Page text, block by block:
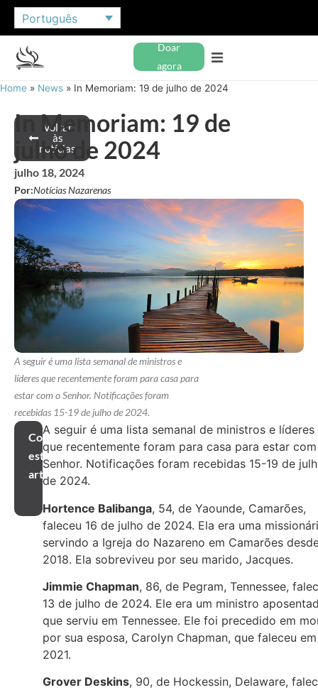
Português
Doar
agora
Home » News » In Memoriam: 19 de julho de 2024
Voltar
às
notícias
In Memoriam: 19 de
julho de 2024
julho 18, 2024
Por:Notícias Nazarenas
A seguir é uma lista semanal de ministros e
líderes que recentemente foram para casa para
estar com o Senhor. Notificações foram
recebidas 15-19 de julho de 2024.
Compartilhar
este
artigo
A seguir é uma lista semanal de ministros e líderes
que recentemente foram para casa para estar
Senhor. Notificações foram recebidas 15-19 de
de 2024.
Hortence Balibanga, 54, de Yaounde, Camarões,
faleceu 16 de julho de 2024. Ela era uma
servindo a Igreja do Nazareno em Camarões
2018. Ela sobreviveu por seu marido, Jacques.
Jimmie Chapman, 86, de Pegram, Tennessee,
13 de julho de 2024. Ele era um ministro
que serviu em Tennessee. Ele foi precedido em
por sua esposa, Carolyn Chapman, que faleceu em
2021.
Grover Deskins, 90, de Hockessin, Delaware,